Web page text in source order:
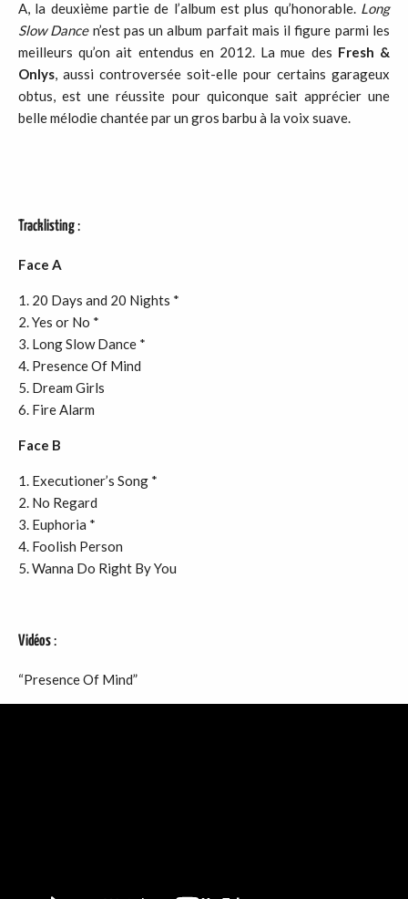
A, la deuxième partie de l’album est plus qu’honorable. Long
Slow Dancen’est pas un album parfait mais il figure parmi les
meilleurs qu’on ait entendus en 2012. La mue des Fresh &
Onlys, aussi controversée soit-elle pour certains garageux
obtus, est une réussite pour quiconque sait apprécier une
belle mélodie chantée par un gros barbu à la voix suave.
Tracklisting:
Face A
20 Days and 20 Nights *
Yes or No *
Long Slow Dance *
Presence Of Mind
Dream Girls
Fire Alarm
Face B
Executioner’s Song *
No Regard
Euphoria *
Foolish Person
Wanna Do Right By You
Vidéos:
“Presence Of Mind”